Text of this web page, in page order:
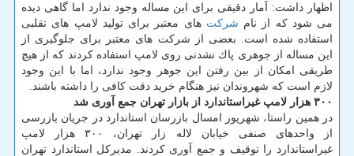
اظهار داشت: آمار دقیقی برای این مساله وجود ندارد اما گاهی دیده
می شود كه از نام شركت های معتبر برای تولید لامپ های تقلبی
استفاده شده است. بعضی از شركت های معتبر برای جلوگیری از
این مساله از جوهری پاك نشدنی روی لامپ استفاده كردند كه از هیچ
طریقی امكان از بین رفتن این جوهر وجود ندارد، اما با این وجود
لازم است كه شهروندان نیز هنگام خرید دقت كافی را داشته باشند.
۳۰۰ هزار لامپ غیراستاندارد از بازار تهران جمع آوری شد
در همین راستا، شهریور امسال بازرسان استاندارد در جریان بازرسی
از واحدهای صنفی خیابان لاله زار تهران، ۳۰۰ هزار لامپ
غیراستاندارد را توقیف و جمع آوری كردند. مدیركل استاندارد تهران